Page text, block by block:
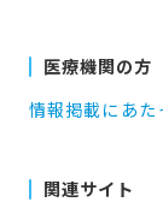
医療機関の方
情報掲載にあた
関連サイト